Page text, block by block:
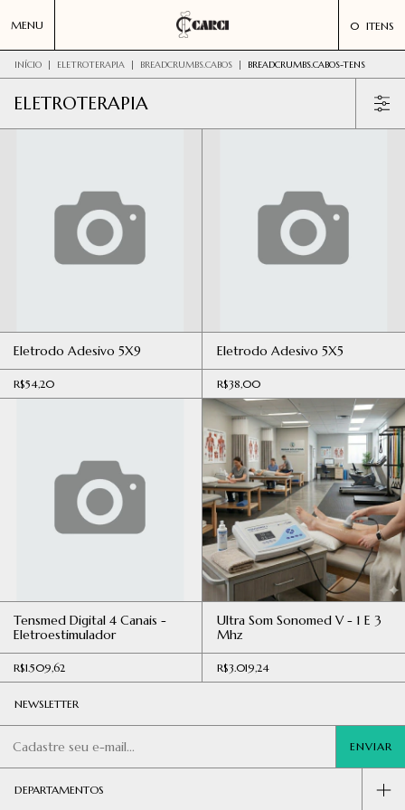
MENU 0 ITENS
INÍCIO | ELETROTERAPIA | BREADCRUMBS.CABOS | BREADCRUMBS.CABOS-TENS
ELETROTERAPIA
Eletrodo Adesivo 5X9
R$54,20
Eletrodo Adesivo 5X5
R$38,00
Tensmed Digital 4 Canais -
Eletroestimulador
R$1.509,62
Ultra Som Sonomed V - 1 E 3
Mhz
R$3.019,24
NEWSLETTER
DEPARTAMENTOS